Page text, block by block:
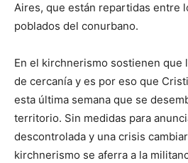
Aires, que están repartidas entre
poblados del conurbano.
En el kirchnerismo sostienen que
de cercanía y es por eso que
esta última semana que se
territorio. Sin medidas para
descontrolada y una crisis
kirchnerismo se aferra a la